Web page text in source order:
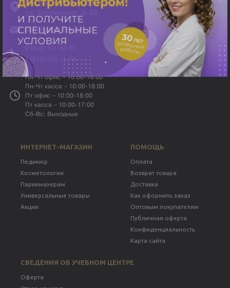
Россия, г. Санкт-Петербург,
plastek@plastek.spb.ru
8 (812) 600-15-70
Пн-Чт офис – 10:00-19:00
Пн-Чт касса – 10:00-18:00
Пт офис – 10:00-18:00
Пт касса – 10:00-17:00
Сб-Вс: Выходные
ИНТЕРНЕТ-МАГАЗИН
Педикюр
Косметология
Парикмахерам
Универсальные товары
Акции
ПОМОЩЬ
Оплата
Возврат товара
Доставка
Как оформить заказ
Оптовым покупателям
Публичная оферта
Конфиденциальность
Карта сайта
СВЕДЕНИЯ ОБ УЧЕБНОМ ЦЕНТРЕ
Оферта